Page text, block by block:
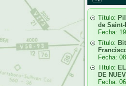
Título:
de
Fecha:
Título:
Fecha:
Título:
DE
Fecha: